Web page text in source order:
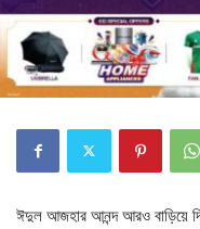
ঈদুল আজহার আনন্দ আরও বাড়িয়ে